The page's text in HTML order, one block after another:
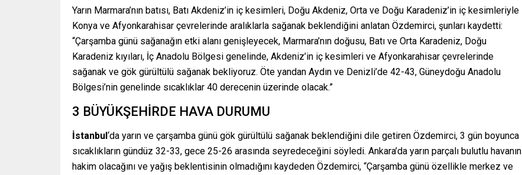
Yarın Marmara’nın batısı, Batı Akdeniz’in iç kesimleri, Doğu Akdeniz, Orta ve Doğu Karadeniz’in iç kesimleriyle
Konya ve Afyonkarahisar çevrelerinde aralıklarla sağanak beklendiğini anlatan Özdemirci, şunları kaydetti:
“Çarşamba günü sağanağın etki alanı genişleyecek, Marmara’nın doğusu, Batı ve Orta Karadeniz, Doğu
Karadeniz kıyıları, İç Anadolu Bölgesi genelinde, Akdeniz’in iç kesimleri ve Afyonkarahisar çevrelerinde
sağanak ve gök gürültülü sağanak bekliyoruz. Öte yandan Aydın ve Denizli’de 42-43, Güneydoğu Anadolu
Bölgesi’nin genelinde sıcaklıklar 40 derecenin üzerinde olacak.”
3 BÜYÜKŞEHİRDE HAVA DURUMU
İstanbul‘da yarın ve çarşamba günü gök gürültülü sağanak beklendiğini dile getiren Özdemirci, 3 gün boyunca
sıcaklıkların gündüz 32-33, gece 25-26 arasında seyredeceğini söyledi. Ankara’da yarın parçalı bulutlu havanın
hakim olacağını ve yağış beklentisinin olmadığını kaydeden Özdemirci, “Çarşamba günü özellikle merkez ve